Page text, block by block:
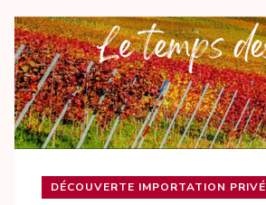
DÉCOUVERTE IMPORTATION PRIVÉ